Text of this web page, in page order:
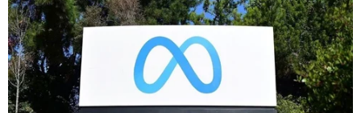
Hàn Quốc xác nhận Triều Tiên
phóng ít nhất 1 tên lửa đạn đạo tầm
ngắn
06/08/2026 09:41